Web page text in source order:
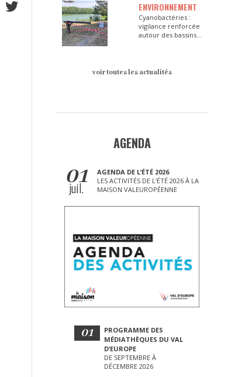
ENVIRONNEMENT
Cyanobactéries :
vigilance renforcée
autour des bassins
voir toutes les actualités
AGENDA
01
juil.
AGENDA DE L’ÉTÉ 2026
LES ACTIVITÉS DE L’ÉTÉ 2026 À LA
MAISON VALEUROPÉENNE
01
PROGRAMME DES
MÉDIATHÈQUES DU VAL
D’EUROPE
DE SEPTEMBRE À
DÉCEMBRE 2026